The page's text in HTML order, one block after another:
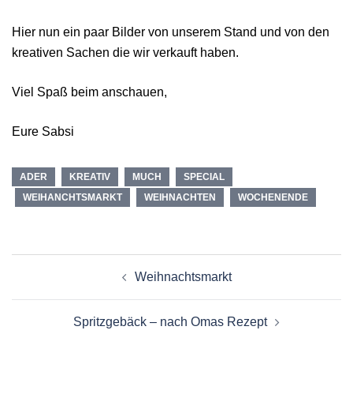
Hier nun ein paar Bilder von unserem Stand und von den
kreativen Sachen die wir verkauft haben.
Viel Spaß beim anschauen,
Eure Sabsi
ADER KREATIV MUCH
SPECIAL
WEIHANCHTSMARKT
WEIHNACHTEN WOCHENENDE
Weihnachtsmarkt
Spritzgebäck – nach Omas Rezept